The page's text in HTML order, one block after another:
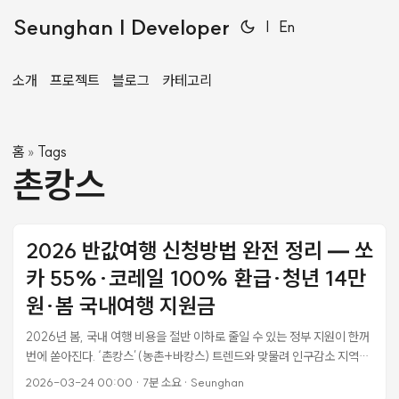
Seunghan | Developer | En
소개 프로젝트 블로그 카테고리
홈 » Tags
촌캉스
2026 반값여행 신청방법 완전 정리 — 쏘
카 55%·코레일 100% 환급·청년 14만
원·봄 국내여행 지원금
2026년 봄, 국내 여행 비용을 절반 이하로 줄일 수 있는 정부 지원이 한꺼
번에 쏟아진다. ‘촌캉스’(농촌+바캉스) 트렌드와 맞물려 인구감소 지역으
로 떠나는 봄 여행이 어느 때보다 경제적인 선택이 됐다. 문화체육관광부의
2026-03-24 00:00 · 7분 소요· Seunghan